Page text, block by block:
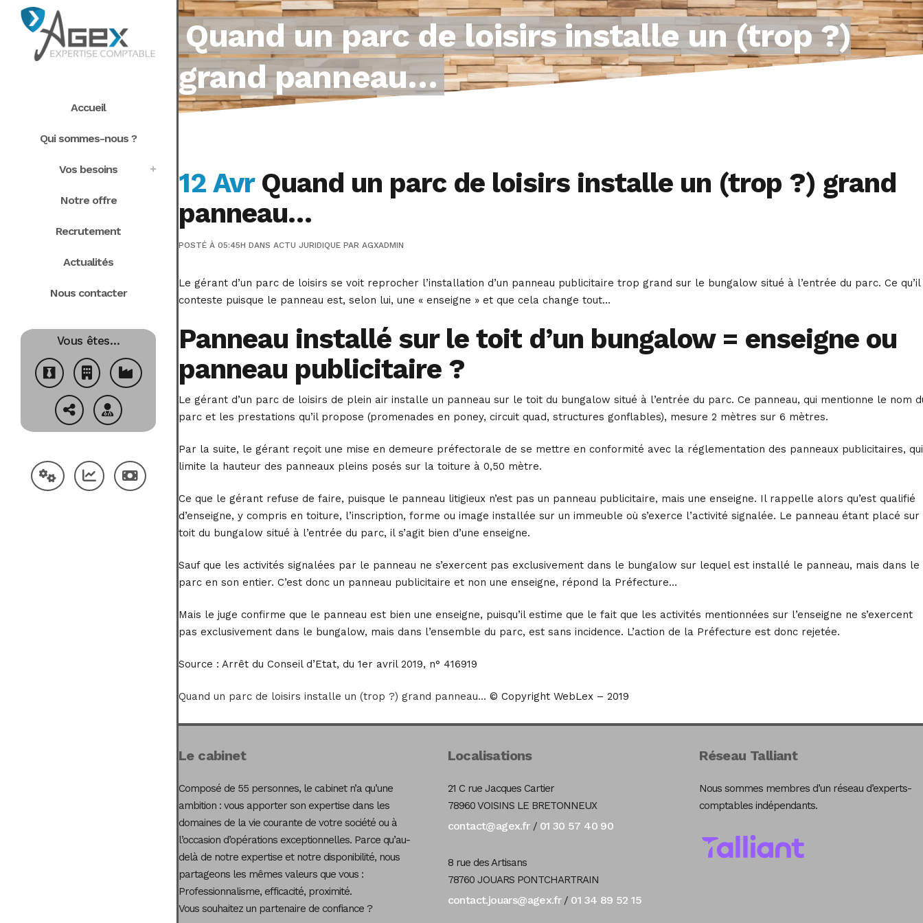
Accueil
Qui sommes-nous ?
Vos besoins
Notre offre
Recrutement
Actualités
Nous contacter
Vous êtes…
Quand un parc de loisirs installe un (trop ?)
grand panneau…
12 AvrQuand un parc de loisirs installe un (trop ?) grand
panneau…
POSTÉ À 05:45H DANS ACTU JURIDIQUE PAR AGXADMIN
Le gérant d’un parc de loisirs se voit reprocher l’installation d’un panneau publicitaire trop grand sur le bungalow situé à l’entrée du parc. Ce qu’il
conteste puisque le panneau est, selon lui, une « enseigne » et que cela change tout…
Panneau installé sur le toit d’un bungalow = enseigne ou
panneau publicitaire ?
Le gérant d’un parc de loisirs de plein air installe un panneau sur le toit du bungalow situé à l’entrée du parc. Ce panneau, qui mentionne le nom
parc et les prestations qu’il propose (promenades en poney, circuit quad, structures gonflables), mesure 2 mètres sur 6 mètres.
Par la suite, le gérant reçoit une mise en demeure préfectorale de se mettre en conformité avec la réglementation des panneaux publicitaires, qui
limite la hauteur des panneaux pleins posés sur la toiture à 0,50 mètre.
Ce que le gérant refuse de faire, puisque le panneau litigieux n’est pas un panneau publicitaire, mais une enseigne. Il rappelle alors qu’est qualifié
d’enseigne, y compris en toiture, l’inscription, forme ou image installée sur un immeuble où s’exerce l’activité signalée. Le panneau étant placé sur
toit du bungalow situé à l’entrée du parc, il s’agit bien d’une enseigne.
Sauf que les activités signalées par le panneau ne s’exercent pas exclusivement dans le bungalow sur lequel est installé le panneau, mais dans le
parc en son entier. C’est donc un panneau publicitaire et non une enseigne, répond la Préfecture…
Mais le juge confirme que le panneau est bien une enseigne, puisqu’il estime que le fait que les activités mentionnées sur l’enseigne ne s’exercent
pas exclusivement dans le bungalow, mais dans l’ensemble du parc, est sans incidence. L’action de la Préfecture est donc rejetée.
Source : Arrêt du Conseil d’Etat, du 1er avril 2019, n° 416919
Quand un parc de loisirs installe un (trop ?) grand panneau… © Copyright WebLex – 2019
Le cabinet
Composé de 55 personnes, le cabinet n’a qu’une
ambition : vous apporter son expertise dans les
domaines de la vie courante de votre société ou à
l’occasion d’opérations exceptionnelles. Parce qu’au-
delà de notre expertise et notre disponibilité, nous
partageons les mêmes valeurs que vous :
Professionnalisme, efficacité, proximité.
Vous souhaitez un partenaire de confiance ?
Localisations
21 C rue Jacques Cartier
78960 VOISINS LE BRETONNEUX
contact@agex.fr/ 01 30 57 40 90
8 rue des Artisans
78760 JOUARS PONTCHARTRAIN
contact.jouars@agex.fr/ 01 34 89 52 15
Réseau Talliant
Nous sommes membres d’un réseau d’experts-
comptables indépendants.